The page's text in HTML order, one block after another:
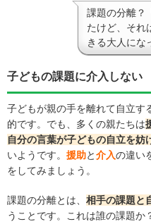
課題の分離？
たけど、それ
きる大人にな
子どもの課題に介入しない
子どもが親の手を離れて自立す
的です。でも、多くの親たちは
自分の言葉が子どもの自立を妨
いようです。 援助と介入の違い
をしてみましょう。
課題の分離とは、 相手の課題と
うことです。これは誰の課題か